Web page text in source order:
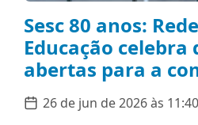
Sesc 80 anos:
Educação celebra
abertas para a
26 de jun de 2026 às 11:40